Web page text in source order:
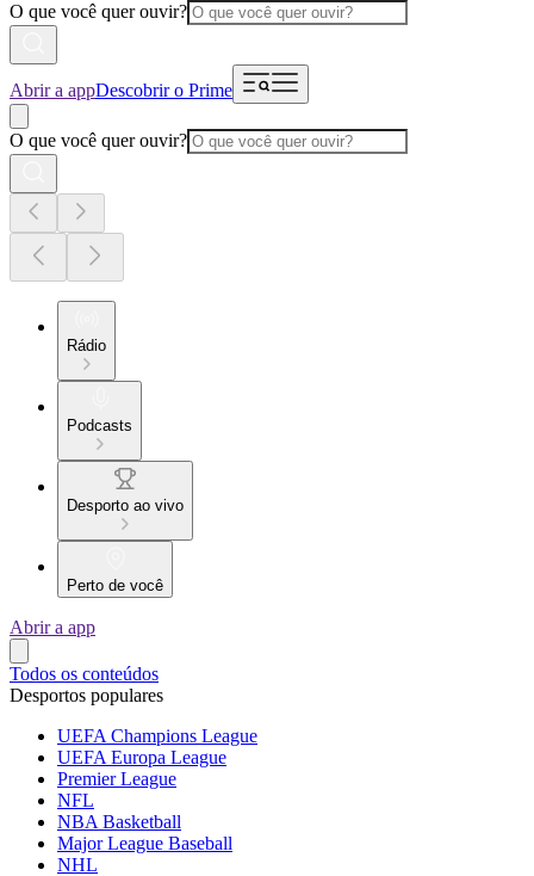
O que você quer ouvir?
Abrir a appDescobrir o Prime
O que você quer ouvir?
Rádio
Podcasts
Desporto ao vivo
Perto de você
Abrir a app
Todos os conteúdos
Desportos populares
UEFA Champions League
UEFA Europa League
Premier League
NFL
NBA Basketball
Major League Baseball
NHL